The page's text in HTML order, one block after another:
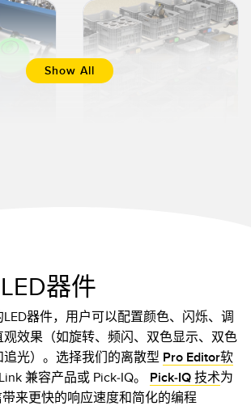
Show All
器件
器件，用户可以配置颜色、闪烁、调
效果（如旋转、频闪、双色显示、双色
光）。选择我们的离散型 Pro Editor软
兼容产品或 Pick-IQ。 Pick-IQ 技术为
带来更快的响应速度和简化的编程